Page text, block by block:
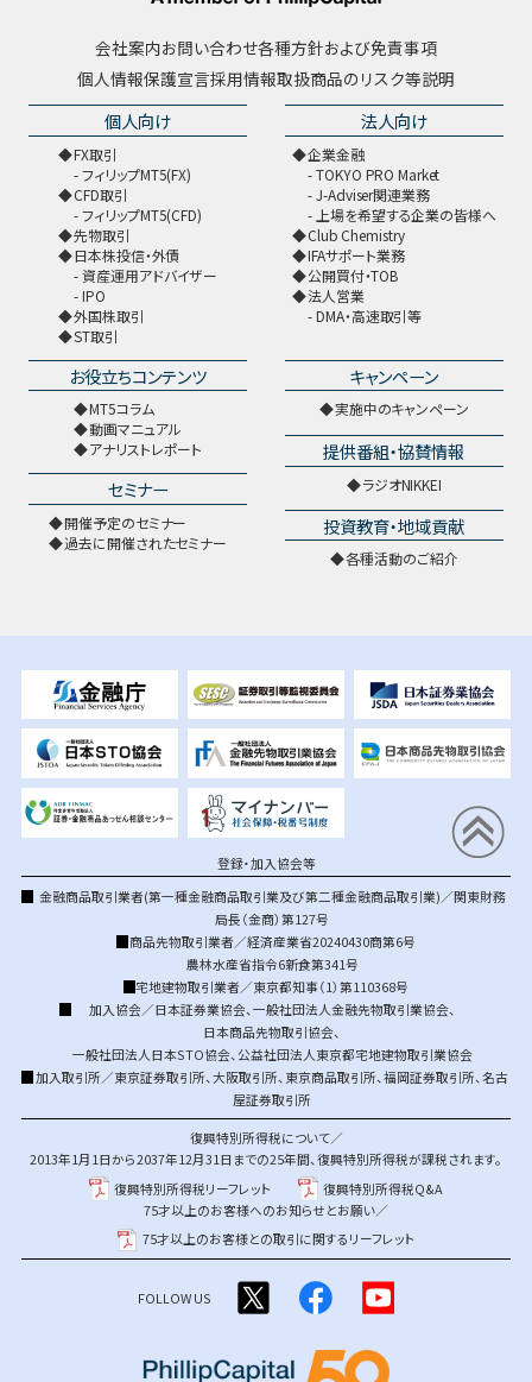
会社案内お問い合わせ各種方針および免責事項
個人情報保護宣言採用情報取扱商品のリスク等説明
個人向け
FX取引
フィリップMT5(FX)
CFD取引
フィリップMT5(CFD)
先物取引
日本株投信・外債
資産運用アドバイザー
IPO
外国株取引
ST取引
法人向け
企業金融
TOKYO PRO Market
J-Adviser関連業務
上場を希望する企業の皆様へ
Club Chemistry
IFAサポート業務
公開買付・TOB
法人営業
DMA・高速取引等
お役立ちコンテンツ
MT5コラム
動画マニュアル
アナリストレポート
セミナー
開催予定のセミナー
過去に開催されたセミナー
キャンペーン
実施中のキャンペーン
提供番組・協賛情報
ラジオNIKKEI
投資教育・地域貢献
各種活動のご紹介
登録・加入協会等
金融商品取引業者(第一種金融商品取引業及び第二種金融商品取引業)／関東財務
局長（金商）第127号
商品先物取引業者／経済産業省20240430商第6号
農林水産省指令6新食第341号
宅地建物取引業者／東京都知事（1）第110368号
加入協会／日本証券業協会、 一般社団法人金融先物取引業協会、
日本商品先物取引協会、
一般社団法人日本STO協会、 公益社団法人東京都宅地建物取引業協会
加入取引所／東京証券取引所、大阪取引所、 東京商品取引所、福岡証券取引所、名古
屋証券取引所
復興特別所得税について／
2013年1月1日から2037年12月31日までの25年間、復興特別所得税が課税されます。
復興特別所得税リーフレット
復興特別所得税Q&A
75才以上のお客様へのお知らせとお願い／
75才以上のお客様との取引に関するリーフレット
FOLLOW US